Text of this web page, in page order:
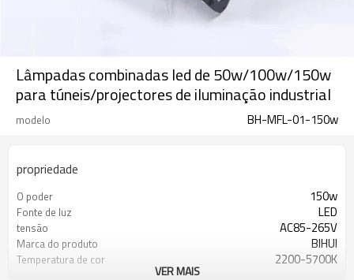
Lâmpadas combinadas led de 50w/100w/150w
para túneis/projectores de iluminação industrial
modelo BH-MFL-01-150w
propriedade
O poder 150w
Fonte de luz LED
tensão AC85-265V
Marca do produto BIHUI
Temperatura de cor 2200-5700K
VER MAIS